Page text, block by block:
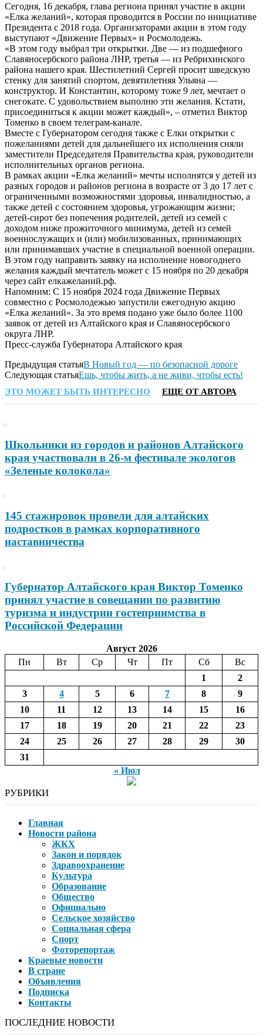
Сегодня, 16 декабря, глава региона принял участие в акции
«Елка желаний», которая проводится в России по инициативе
Президента с 2018 года. Организаторами акции в этом году
выступают «Движение Первых» и Росмолодежь.
«В этом году выбрал три открытки. Две — из подшефного
Славяносербского района ЛНР, третья — из Ребрихинского
района нашего края. Шестилетний Сергей просит шведскую
стенку для занятий спортом, девятилетняя Ульяна —
конструктор. И Константин, которому тоже 9 лет, мечтает о
снегокате. С удовольствием выполню эти желания. Кстати,
присоединиться к акции может каждый», – отметил Виктор
Томенко в своем телеграм-канале.
Вместе с Губернатором сегодня также с Елки открытки с
пожеланиями детей для дальнейшего их исполнения сняли
заместители Председателя Правительства края, руководители
исполнительных органов региона.
В рамках акции «Елка желаний» мечты исполнятся у детей из
разных городов и районов региона в возрасте от 3 до 17 лет с
ограниченными возможностями здоровья, инвалидностью, а
также детей с состоянием здоровья, угрожающим жизни;
детей-сирот без попечения родителей, детей из семей с
доходом ниже прожиточного минимума, детей из семей
военнослужащих и (или) мобилизованных, принимающих
или принимавших участие в специальной военной операции.
В этом году направить заявку на исполнение новогоднего
желания каждый мечтатель может с 15 ноября по 20 декабря
через сайт елкажеланий.рф.
Напомним: С 15 ноября 2024 года Движение Первых
совместно с Росмолодежью запустили ежегодную акцию
«Елка желаний». За это время подано уже было более 1100
заявок от детей из Алтайского края и Славяносербского
округа ЛНР.
Пресс-служба Губернатора Алтайского края
Предыдущая статьяВ Новый год — по безопасной дороге
Следующая статьяЕшь, чтобы жить, а не живи, чтобы есть!
ЭТО МОЖЕТ БЫТЬ ИНТЕРЕСНО ЕЩЕ ОТ АВТОРА
Школьники из городов и районов Алтайского
края участвовали в 26-м фестивале экологов
«Зеленые колокола»
145 стажировок провели для алтайских
подростков в рамках корпоративного
наставничества
Губернатор Алтайского края Виктор Томенко
принял участие в совещании по развитию
туризма и индустрии гостеприимства в
Российской Федерации
Август 2026
Пн
Вт Ср Чт Пт Сб
Вс
1
2
3
4 5 6 7 8
9
10
11 12 13 14 15
16
17
18 19 20 21 22
23
24
25 26 27 28 29
30
31
« Июл
РУБРИКИ
Главная
Новости района
ЖКХ
Закон и порядок
Здравоохранение
Культура
Образование
Общество
Официально
Сельское хозяйство
Социальная сфера
Спорт
Фоторепортаж
Краевые новости
В стране
Объявления
Подписка
Контакты
ПОСЛЕДНИЕ НОВОСТИ